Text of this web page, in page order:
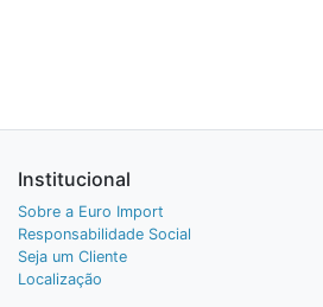
Institucional
Sobre a Euro Import
Responsabilidade Social
Seja um Cliente
Localização